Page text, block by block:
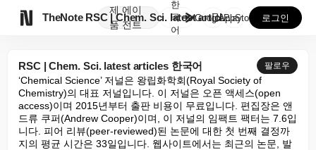
TheNote
제
품
에이
전트
RSC | Chem. Sci. latest articl...
한
국
어
GooglePlay
AppStore 로그인
RSC | Chem. Sci. latest articles 한국어 팔로우
‘Chemical Science’ 저널은 왕립화학회(Royal Society of
Chemistry)의 대표 저널입니다. 이 저널은 오픈 액세스(open
access)이며 2015년부터 출판 비용이 무료입니다. 편집장은 앤
드류 쿠퍼(Andrew Cooper)이며, 이 저널의 임팩트 팩터는 7.6입
니다. 피어 리뷰(peer-reviewed)된 논문에 대한 첫 번째 결정까
지의 평균 시간은 33일입니다. 웹사이트에서는 최근의 논문, 발